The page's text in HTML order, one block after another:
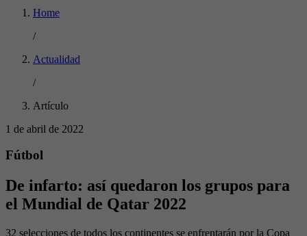
Home
/
Actualidad
/
Artículo
1 de abril de 2022
Fútbol
De infarto: así quedaron los grupos para
el Mundial de Qatar 2022
32 selecciones de todos los continentes se enfrentarán por la Copa